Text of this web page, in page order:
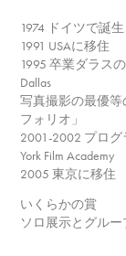
1974 ドイツで誕
1991 USAに移住
1995 卒業ダラス
Dallas
写真撮影の最優等
フォリオ」
2001-2002 プロ
York Film Academy
2005 東京に移住
いくらかの賞
ソロ展示とグルー